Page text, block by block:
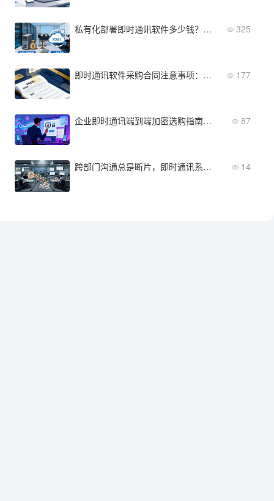
私有化部署即时通讯软件多少钱？买断vs订阅全生命周期成本 325
即时通讯软件采购合同注意事项：源码归属、维保费、等保要求 177
企业即时通讯端到端加密选购指南：5个关键维度让你不踩坑 87
跨部门沟通总是断片，即时通讯系统怎么打通信息孤岛 14